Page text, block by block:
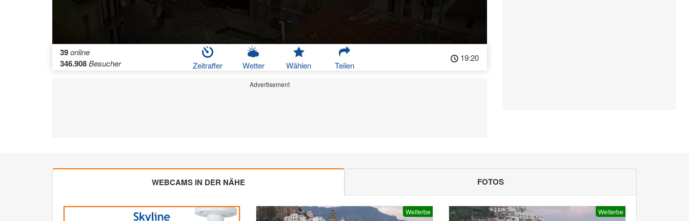
39online
346.908Besucher Zeitraffer Wetter Wählen Teilen
19:20
Advertisement
WEBCAMS IN DER NÄHE FOTOS
Welterbe Welterbe